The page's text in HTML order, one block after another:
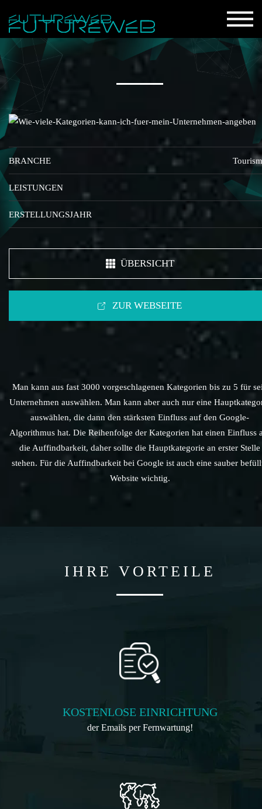
BRANCHE
LEISTUNGEN
ERSTELLUNGSJAHR
ÜBERSICHT
ZUR WEBSEITE
Man kann aus fast 3000 vorgeschlagenen Kategorien bis zu 5 für
Unternehmen auswählen. Man kann aber auch nur eine
auswählen, die dann den stärksten Einfluss auf den Google-
Algorithmus hat. Die Reihenfolge der Kategorien hat einen Einfluss
die Auffindbarkeit, daher sollte die Hauptkategorie an erster Stelle
stehen. Für die Auffindbarkeit bei Google ist auch eine sauber
Website wichtig.
IHRE VORTEILE
KOSTENLOSE EINRICHTUNG
der Emails per Fernwartung!